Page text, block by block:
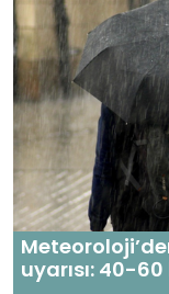
uyarısı: 40-